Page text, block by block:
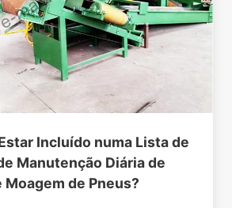
Incluído numa Lista de
Manutenção Diária de
Moagem de Pneus?